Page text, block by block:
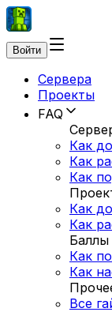
Войти
Сервера
Проекты
FAQ
Как
Как
Как
Как
Как
Баллы
Как
Как
Все